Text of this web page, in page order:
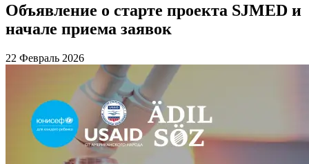
Объявление о старте проекта SJMED и
начале приема заявок
22 Февраль 2026